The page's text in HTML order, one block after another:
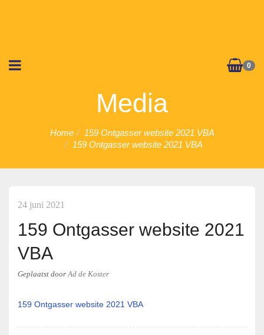
0
Media
Home
159 Ontgasser website 2021 VBA
159 Ontgasser website 2021 VBA
24 juni 2021
159 Ontgasser website 2021
VBA
Geplaatst doorAd de Koster
159 Ontgasser website 2021 VBA